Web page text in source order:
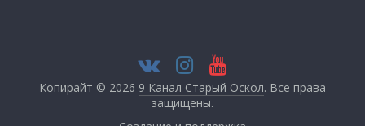
Копирайт © 2026 9 Канал Старый Оскол. Все права
защищены.